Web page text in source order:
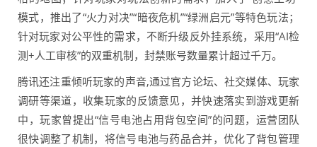
模式，推出了“火力对决”“暗夜危机”“绿洲启元”等特色玩法；
针对玩家对公平性的需求，不断升级反外挂系统，采用“AI检
测+人工审核”的双重机制，封禁账号数量累计超过千万。
腾讯还注重倾听玩家的声音,通过官方论坛、社交媒体、玩家
调研等渠道，收集玩家的反馈意见，并快速落实到游戏更新
中，玩家曾提出“信号电池占用背包空间”的问题，运营团队
很快调整了机制，将信号电池与药品合并，优化了背包管理